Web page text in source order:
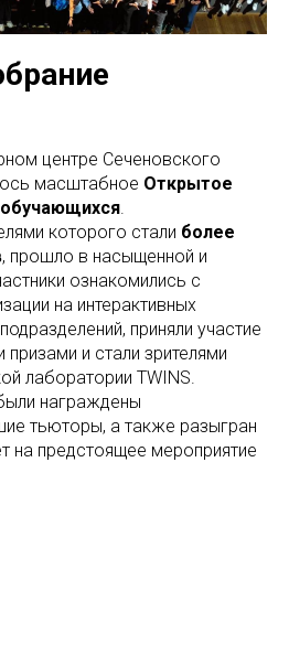
центре Сеченовского
масштабное Открытое
.
которого стали более
, прошло в насыщенной и
ознакомились с
на интерактивных
приняли участие
и стали зрителями
лаборатории TWINS.
награждены
тьюторы, а также разыгран
на предстоящее мероприятие